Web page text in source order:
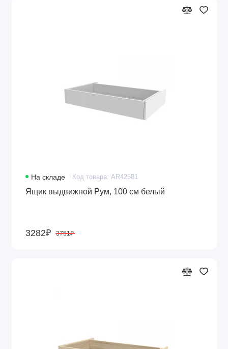
На складе Код товара: AR42581
Ящик выдвижной Рум, 100 см белый
3282₽ 3751₽